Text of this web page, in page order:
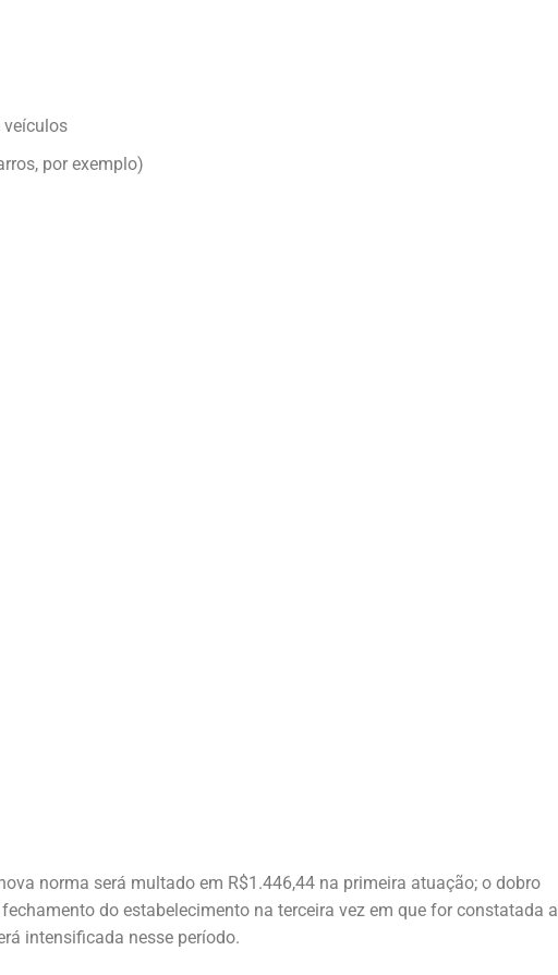
veículos
por exemplo)
norma será multado em R$1.446,44 na primeira atuação; o dobro
do estabelecimento na terceira vez em que for constatada a
intensificada nesse período.